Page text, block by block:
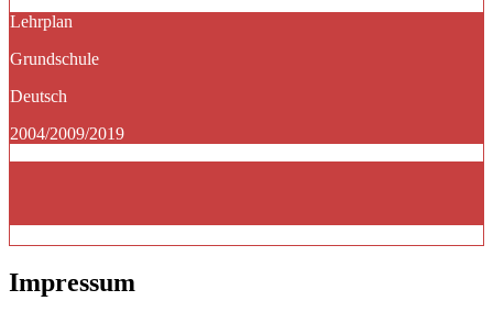
Lehrplan
Grundschule
Deutsch
2004/2009/2019
Impressum